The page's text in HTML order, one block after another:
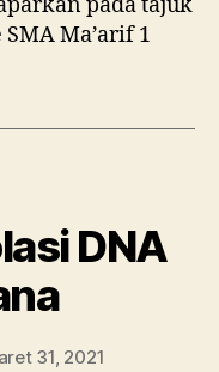
Ma’arif 1
DNA
31, 2021